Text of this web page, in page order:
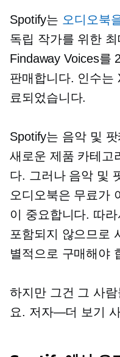
Spotify는 오디오북
독립 작가를 위한
Findaway Voices를
판매합니다. 인수는
료되었습니다.
Spotify는 음악 및
새로운 제품 카테고
다. 그러나 음악 및
오디오북은 무료가
이 중요합니다. 따
포함되지 않으므로
별적으로 구매해야
하지만 그건 그 사
요. 저자—더 보기